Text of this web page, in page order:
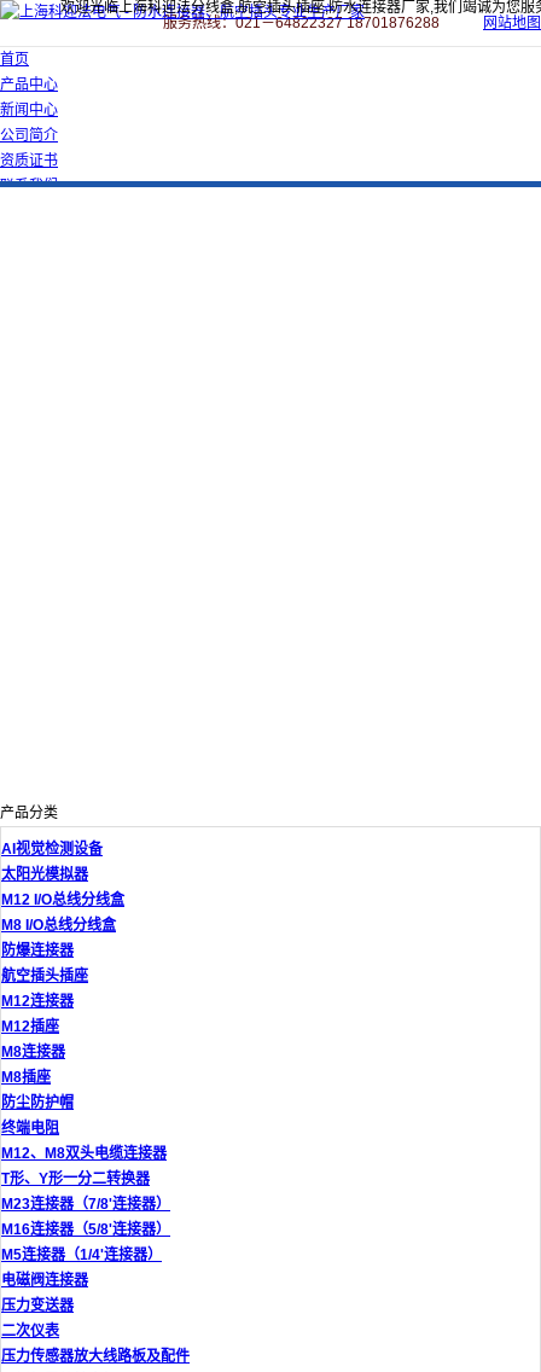
欢迎光临上海科迎法分线盒,航空插头插座,防水连接器厂家,我们竭诚为您服
服务热线：021－64822327 18701876288
网站地图
首页
产品中心
新闻中心
公司简介
资质证书
联系我们
产品分类
AI视觉检测设备
太阳光模拟器
M12 I/O总线分线盒
M8 I/O总线分线盒
防爆连接器
航空插头插座
M12连接器
M12插座
M8连接器
M8插座
防尘防护帽
终端电阻
M12、M8双头电缆连接器
T形、Y形一分二转换器
M23连接器（7/8'连接器）
M16连接器（5/8'连接器）
M5连接器（1/4'连接器）
电磁阀连接器
压力变送器
二次仪表
压力传感器放大线路板及配件